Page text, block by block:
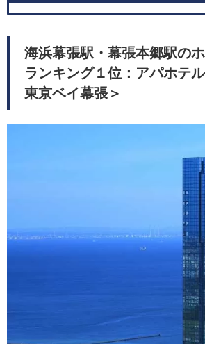
海浜幕張駅・幕張本郷駅の
ランキング１位：アパホテ
東京ベイ幕張＞